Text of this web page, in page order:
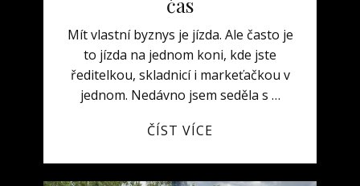
Mít vlastní byznys je jízda. Ale často je
to jízda na jednom koni, kde jste
ředitelkou, skladnicí i markeťačkou v
jednom. Nedávno jsem seděla s …
ČÍST VÍCE